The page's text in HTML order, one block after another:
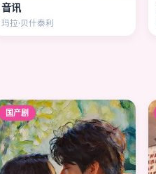
音讯
玛拉·贝什泰利
国产剧